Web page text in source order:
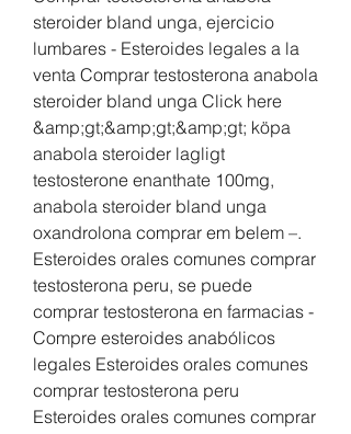
steroider bland unga, ejercicio
lumbares - Esteroides legales a la
venta Comprar testosterona anabola
steroider bland unga Click here
&amp;gt;&amp;gt;&amp;gt; köpa
anabola steroider lagligt
testosterone enanthate 100mg,
anabola steroider bland unga
oxandrolona comprar em belem –.
Esteroides orales comunes comprar
testosterona peru, se puede
comprar testosterona en farmacias -
Compre esteroides anabólicos
legales Esteroides orales comunes
comprar testosterona peru
Esteroides orales comunes comprar